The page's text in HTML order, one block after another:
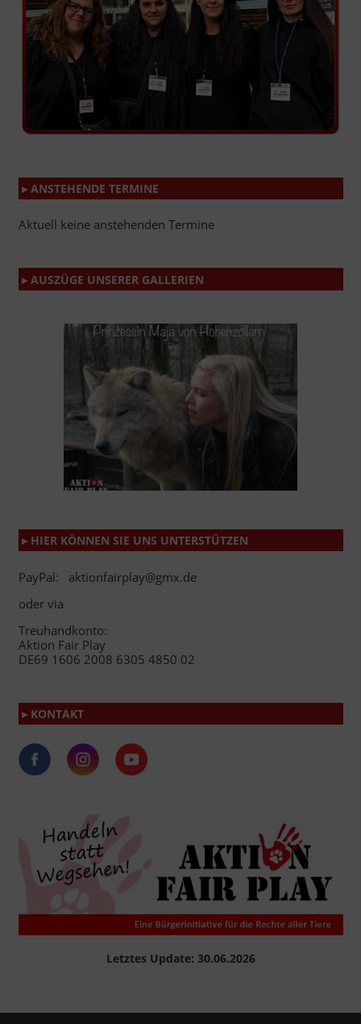
▸ ANSTEHENDE TERMINE
Aktuell keine anstehenden Termine
▸ AUSZÜGE UNSERER GALLERIEN
▸ HIER KÖNNEN SIE UNS UNTERSTÜTZEN
PayPal: aktionfairplay@gmx.de
oder via
Treuhandkonto:
Aktion Fair Play
DE69 1606 2008 6305 4850 02
▸ KONTAKT
Letztes Update: 30.06.2026